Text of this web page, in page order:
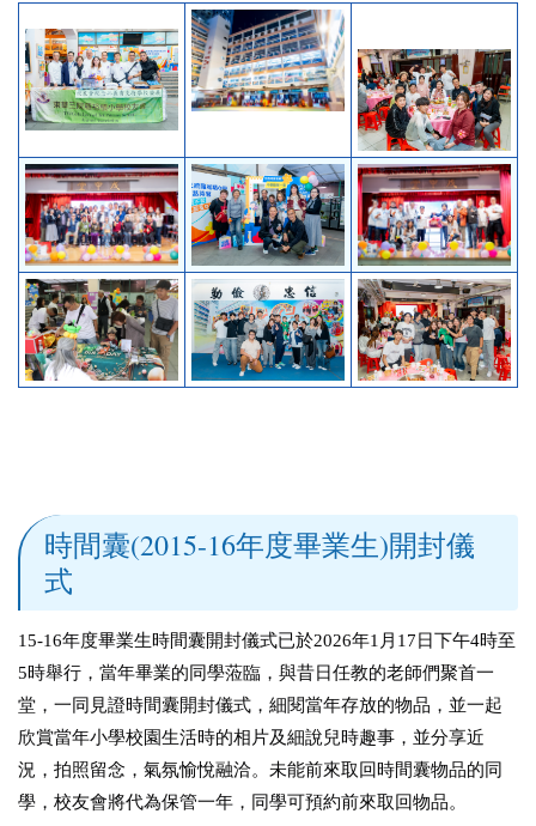
時間囊(2015-16年度畢業生)開封儀
式
15-16年度畢業生時間囊開封儀式已於2026年1 月 17日下午4時至
5時舉行，當年畢業的同學蒞臨，與昔日任教的老師們聚首一
堂，一同見證時間囊開封儀式，細閱當年存放的物品，並一起
欣賞當年小學校園生活時的相片及細說兒時趣事，並分享近
況，拍照留念，氣氛愉悅融洽。未能前來取回時間囊物品的同
學，校友會將代為保管一年，同學可預約前來取回物品。